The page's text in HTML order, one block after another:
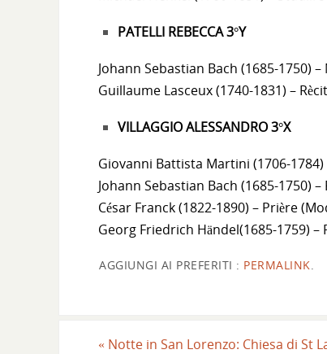
PATELLI REBECCA 3°Y
Johann Sebastian Bach (1685-1750)
Guillaume Lasceux (1740-1831) –
VILLAGGIO ALESSANDRO 3°X
Giovanni Battista Martini (1706-1784)
Johann Sebastian Bach (1685-1750)
César Franck (1822-1890) – Prière
Georg Friedrich Händel(1685-1759) –
AGGIUNGI AI PREFERITI : PERMALINK
« Notte in San Lorenzo: Chiesa di St